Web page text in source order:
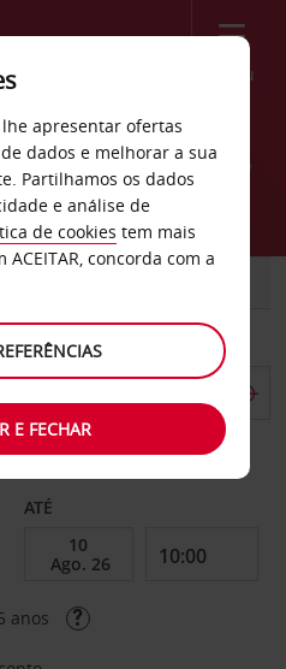
Menu
Decatur
devolução diferente
ATÉ
anos
apresentar ofertas
dados e melhorar a sua
Partilhamos os dados
e análise de
de cookies tem mais
concorda com a
E FECHAR